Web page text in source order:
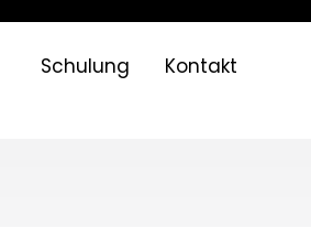
Schulung Kontakt